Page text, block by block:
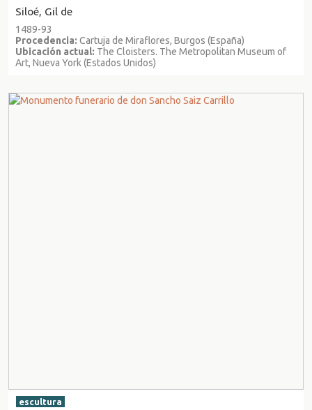
Siloé, Gil de
1489-93
Procedencia: Cartuja de Miraflores, Burgos (España)
Ubicación actual: The Cloisters. The Metropolitan Museum of
Art, Nueva York (Estados Unidos)
escultura